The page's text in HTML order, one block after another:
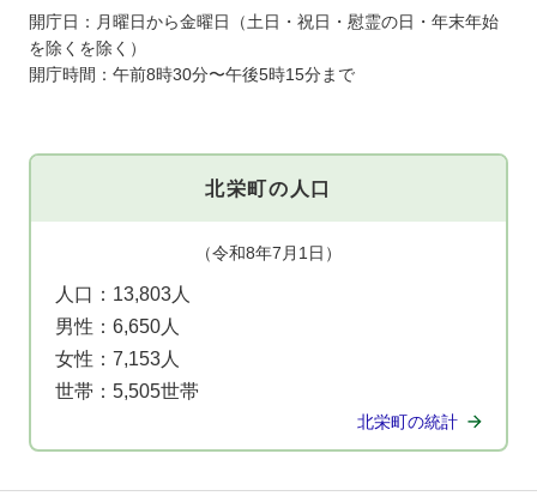
開庁日：月曜日から金曜日（土日・祝日・慰霊の日・年末年始
を除くを除く）
開庁時間：午前8時30分〜午後5時15分まで
北栄町の人口
（令和8年7月1日）
人口： 13,803人
男性： 6,650人
女性： 7,153人
世帯： 5,505世帯
北栄町の統計